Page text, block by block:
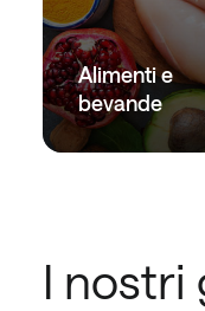
Alimenti e
bevande
I nostri